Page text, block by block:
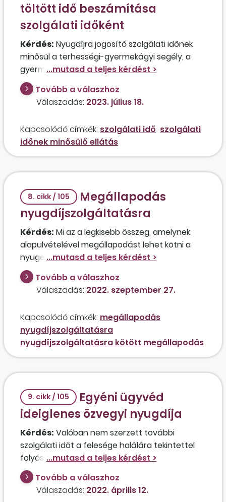
töltött idő beszámítása
szolgálati időként
Kérdés: Nyugdíjra jogosító szolgálati időnek
minősül a terhességi-gyermekágyi segély, a
gyermekgondozási díj és a gyermekgondozási
segély időszaka?
Tovább a válaszhoz
Válaszadás: 2023. július 18.
Kapcsolódó címkék: szolgálati idő szolgálati
időnek minősülő ellátás
8. cikk / 105
Megállapodás
nyugdíjszolgáltatásra
Kérdés: Mi az a legkisebb összeg, amelynek
alapulvételével megállapodást lehet kötni a
nyugellátás biztosítása érdekében, ha az
érintett személy jelenleg nem dolgozik, csak a
gyermeke támogatja havonta egy csekély
összeggel?
Tovább a válaszhoz
Válaszadás: 2022. szeptember 27.
Kapcsolódó címkék: megállapodás
nyugdíjszolgáltatásra
nyugdíjszolgáltatásra kötött megállapodás
9. cikk / 105
Egyéni ügyvéd
ideiglenes özvegyi nyugdíja
Kérdés: Valóban nem szerzett további
szolgálati időt a felesége halálára tekintettel
folyósított ideiglenes özvegyi nyugdíj tartama
alatt az az egyéni ügyvéd, aki 2020-ban
betöltötte a nyugdíjkorhatárt, de úgy döntött,
hogy a nyugdíjnövelés érdekében tovább
Tovább a válaszhoz
Válaszadás: 2022. április 12.